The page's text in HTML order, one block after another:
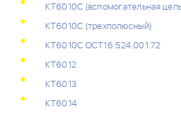
КТ6010С (вспомогательная
КТ6010С (трехполюсный)
КТ6010С ОСТ16.524.001.72
КТ6012
КТ6013
КТ6014